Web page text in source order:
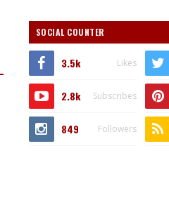
SOCIAL COUNTER
3.5k Likes
2.8k Subscribes
849 Followers